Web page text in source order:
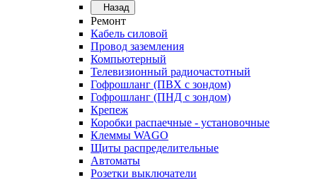
Назад
Ремонт
Кабель силовой
Провод заземления
Компьютерный
Телевизионный радиочастотный
Гофрошланг (ПВХ с зондом)
Гофрошланг (ПНД с зондом)
Крепеж
Коробки распаечные - установочные
Клеммы WAGO
Щиты распределительные
Автоматы
Розетки выключатели